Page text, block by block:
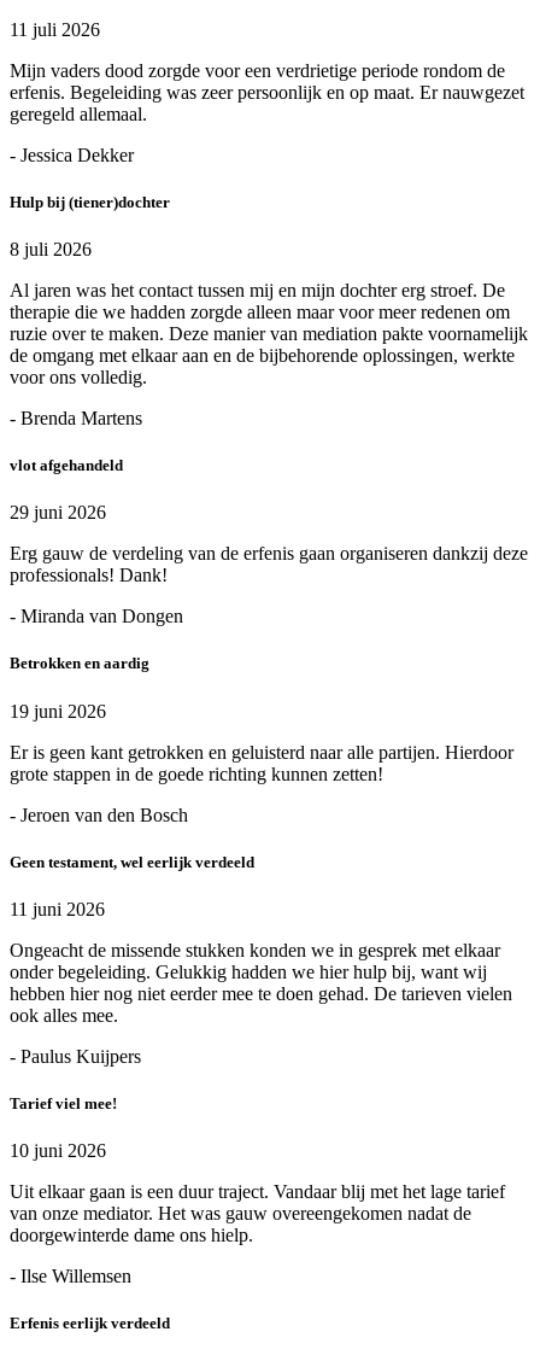
11 juli 2026
Mijn vaders dood zorgde voor een verdrietige periode rondom de
erfenis. Begeleiding was zeer persoonlijk en op maat. Er nauwgezet
geregeld allemaal.
- Jessica Dekker
Hulp bij (tiener)dochter
8 juli 2026
Al jaren was het contact tussen mij en mijn dochter erg stroef. De
therapie die we hadden zorgde alleen maar voor meer redenen om
ruzie over te maken. Deze manier van mediation pakte voornamelijk
de omgang met elkaar aan en de bijbehorende oplossingen, werkte
voor ons volledig.
- Brenda Martens
vlot afgehandeld
29 juni 2026
Erg gauw de verdeling van de erfenis gaan organiseren dankzij deze
professionals! Dank!
- Miranda van Dongen
Betrokken en aardig
19 juni 2026
Er is geen kant getrokken en geluisterd naar alle partijen. Hierdoor
grote stappen in de goede richting kunnen zetten!
- Jeroen van den Bosch
Geen testament, wel eerlijk verdeeld
11 juni 2026
Ongeacht de missende stukken konden we in gesprek met elkaar
onder begeleiding. Gelukkig hadden we hier hulp bij, want wij
hebben hier nog niet eerder mee te doen gehad. De tarieven vielen
ook alles mee.
- Paulus Kuijpers
Tarief viel mee!
10 juni 2026
Uit elkaar gaan is een duur traject. Vandaar blij met het lage tarief
van onze mediator. Het was gauw overeengekomen nadat de
doorgewinterde dame ons hielp.
- Ilse Willemsen
Erfenis eerlijk verdeeld